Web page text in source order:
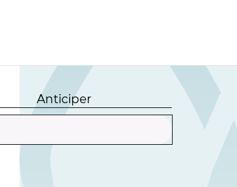
Anticiper